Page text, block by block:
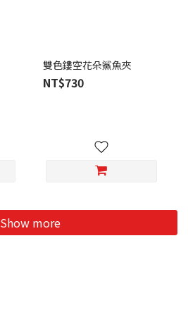
雙色鏤空花朵鯊魚夾
NT$730
Show more